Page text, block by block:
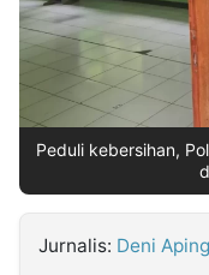
Follow
Kabarbaru
Peduli kebersihan,
Jurnalis: Deni Aping